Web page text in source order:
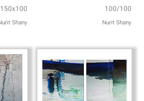
100/100
Nurit Shany
150x100
Nurit Shany